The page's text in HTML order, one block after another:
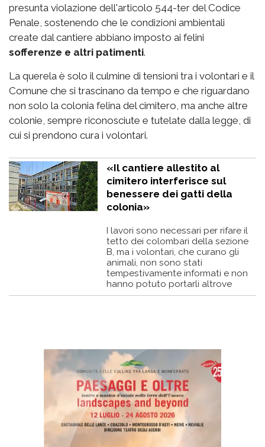
presunta violazione dell'articolo 544-ter del Codice
Penale, sostenendo che le condizioni ambientali
create dal cantiere abbiano imposto ai felini
sofferenze e altri patimenti.
La querela è solo il culmine di tensioni tra i volontari e il
Comune che si trascinano da tempo e che riguardano
non solo la colonia felina del cimitero, ma anche altre
colonie, sempre riconosciute e tutelate dalla legge, di
cui si prendono cura i volontari.
«Il cantiere allestito al
cimitero interferisce sul
benessere dei gatti della
colonia»
I lavori sono necessari per rifare il
tetto dei colombari della sezione
B, ma i volontari, che curano gli
animali, non sono stati
tempestivamente informati e non
hanno potuto portarli altrove